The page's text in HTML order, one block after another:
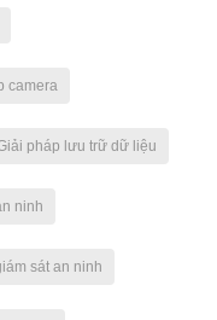
camera
pháp lưu trữ dữ liệu
ninh
sát an ninh